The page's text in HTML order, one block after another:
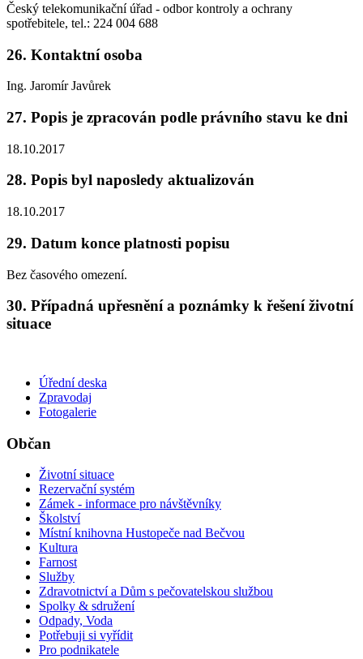
Český telekomunikační úřad - odbor kontroly a ochrany
spotřebitele, tel.: 224 004 688
26. Kontaktní osoba
Ing. Jaromír Javůrek
27. Popis je zpracován podle právního stavu ke dni
18.10.2017
28. Popis byl naposledy aktualizován
18.10.2017
29. Datum konce platnosti popisu
Bez časového omezení.
30. Případná upřesnění a poznámky k řešení životní
situace
Úřední deska
Zpravodaj
Fotogalerie
Občan
Životní situace
Rezervační systém
Zámek - informace pro návštěvníky
Školství
Místní knihovna Hustopeče nad Bečvou
Kultura
Farnost
Služby
Zdravotnictví a Dům s pečovatelskou službou
Spolky & sdružení
Odpady, Voda
Potřebuji si vyřídit
Pro podnikatele